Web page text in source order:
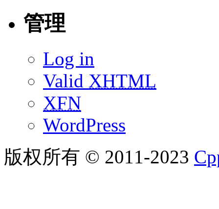
管理
Log in
Valid XHTML
XFN
WordPress
版权所有 © 2011-2023